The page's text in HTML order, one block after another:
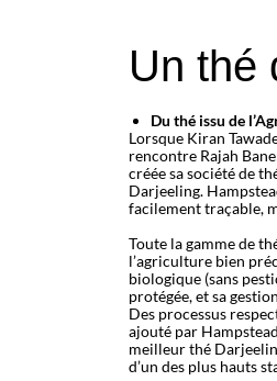
Un thé
Du thé issu de
Lorsque Kiran
rencontre Rajah
créée sa société de
Darjeeling.
facilement traçable,
Toute la gamme de
l’agriculture bien
biologique (sans
protégée, et sa
Des processus
ajouté par
meilleur thé
d’un des plus hauts